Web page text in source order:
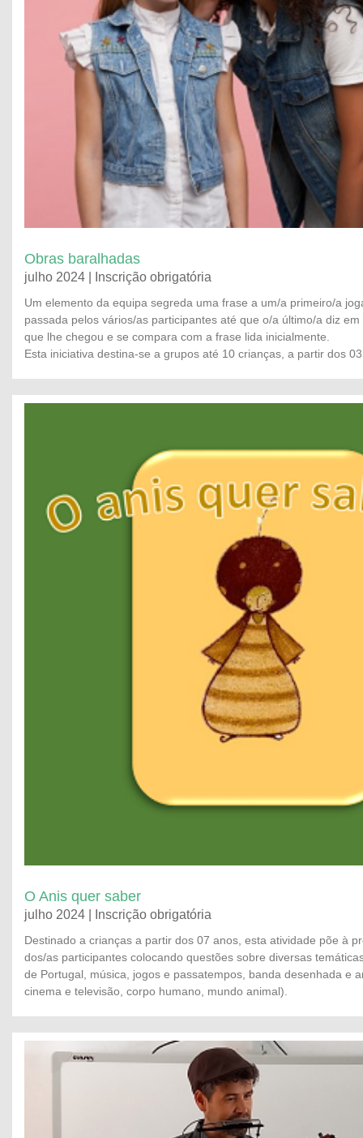
Obras baralhadas
julho 2024 | Inscrição obrigatória
Um elemento da equipa segreda uma frase a um/a primeiro/a
passada pelos vários/as participantes até que o/a último/a diz
que lhe chegou e se compara com a frase lida inicialmente.
Esta iniciativa destina-se a grupos até 10 crianças, a partir dos
O Anis quer saber
julho 2024 | Inscrição obrigatória
Destinado a crianças a partir dos 07 anos, esta atividade põe à
dos/as participantes colocando questões sobre diversas
de Portugal, música, jogos e passatempos, banda desenhada e
cinema e televisão, corpo humano, mundo animal).